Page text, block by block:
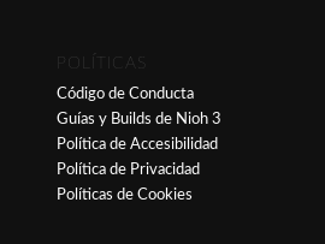
POLÍTICAS
Código de Conducta
Guías y Builds de Nioh 3
Política de Accesibilidad
Política de Privacidad
Políticas de Cookies